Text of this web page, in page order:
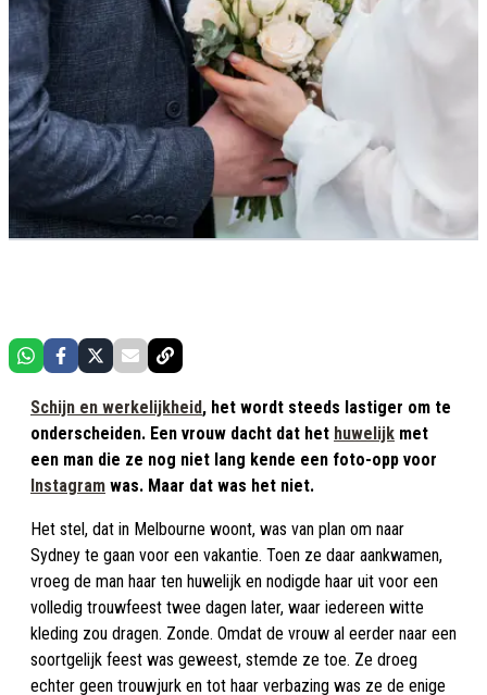
Schijn en werkelijkheid, het wordt steeds lastiger om te
onderscheiden. Een vrouw dacht dat het huwelijk met
een man die ze nog niet lang kende een foto-opp voor
Instagram was. Maar dat was het niet.
Het stel, dat in Melbourne woont, was van plan om naar
Sydney te gaan voor een vakantie. Toen ze daar aankwamen,
vroeg de man haar ten huwelijk en nodigde haar uit voor een
volledig trouwfeest twee dagen later, waar iedereen witte
kleding zou dragen. Zonde. Omdat de vrouw al eerder naar een
soortgelijk feest was geweest, stemde ze toe. Ze droeg
echter geen trouwjurk en tot haar verbazing was ze de enige